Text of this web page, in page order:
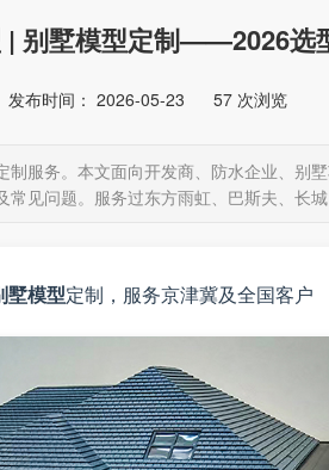
| 别墅模型定制——2026选
发布时间： 2026-05-23 57 次浏览
服务。本文面向开发商、防水企业、别
见问题。服务过东方雨虹、巴斯夫、长城
墅模型定制，服务京津冀及全国客户